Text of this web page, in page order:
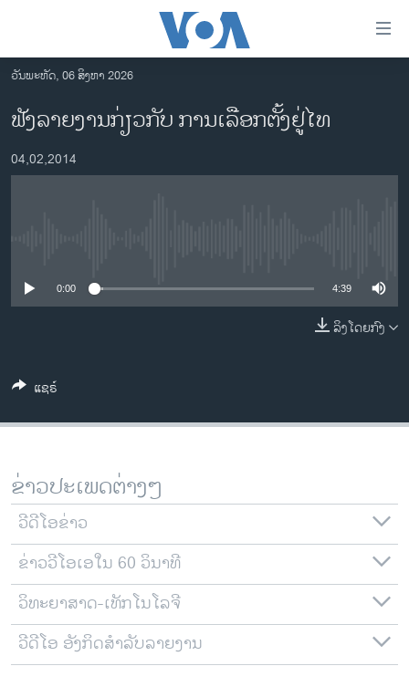
ເຂົ້າ
ຫາ
ຂ້າມ
ຂ້າມ
ຂ້າມ
ລາວ
ອາເມຣິກາ
ເອເຊຍ
ຊຸມຊົນຊາວລາວ
ວິທະຍາສາດ-ເທັກໂນໂລຈີ
ພາສາອັງກິດ
ວີດີໂອ
ສຽງ
ລາຍການກະຈາຍສຽງ
ລາຍງານ
ຕິດຕາມພວກເຮົາ ທີ່
ວັນພະຫັດ, 06 ສິງຫາ 2026
ຟັງລາຍງານກ່ຽວກັບ ການເລືອກຕັ້ງຢູ່ໄທ
04,02,2014
0:00 4:39
ລິງໂດຍກົງ
ແຊຣ໌
ຂ່າວປະເພດຕ່າງໆ
ວີດີໂອຂ່າວ
ຂ່າວວີໂອເອໃນ 60 ວິນາທີ
ວິທະຍາສາດ-ເທັກໂນໂລຈີ
ວີດີໂອ ອັງກິດສຳລັບລາຍງານ